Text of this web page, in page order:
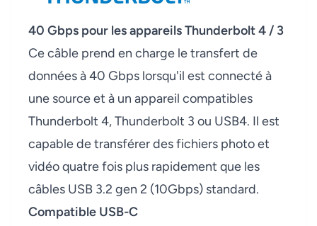
40 Gbps pour les appareils Thunderbolt 4 / 3
Ce câble prend en charge le transfert de
données à 40 Gbps lorsqu'il est connecté à
une source et à un appareil compatibles
Thunderbolt 4, Thunderbolt 3 ou USB4. Il est
capable de transférer des fichiers photo et
vidéo quatre fois plus rapidement que les
câbles USB 3.2 gen 2 (10Gbps) standard.
Compatible USB-C